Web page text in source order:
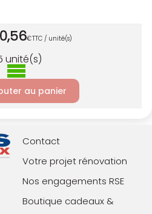
,56€TTC / unité(s)
unité(s)
au panier
Contact
Votre projet rénovation
Nos engagements RSE
Boutique cadeaux &